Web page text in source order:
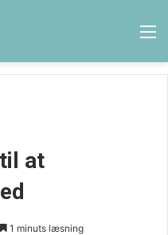
at
1 minuts læsning